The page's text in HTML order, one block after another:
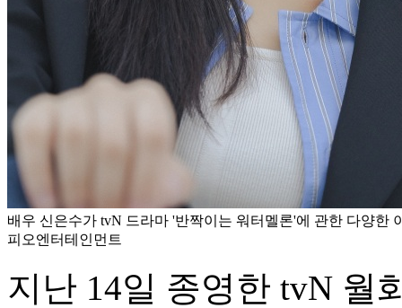
배우 신은수가 tvN 드라마 '반짝이는 워터멜론'에 관한 다양한
피오엔터테인먼트
지난 14일 종영한 tvN 월